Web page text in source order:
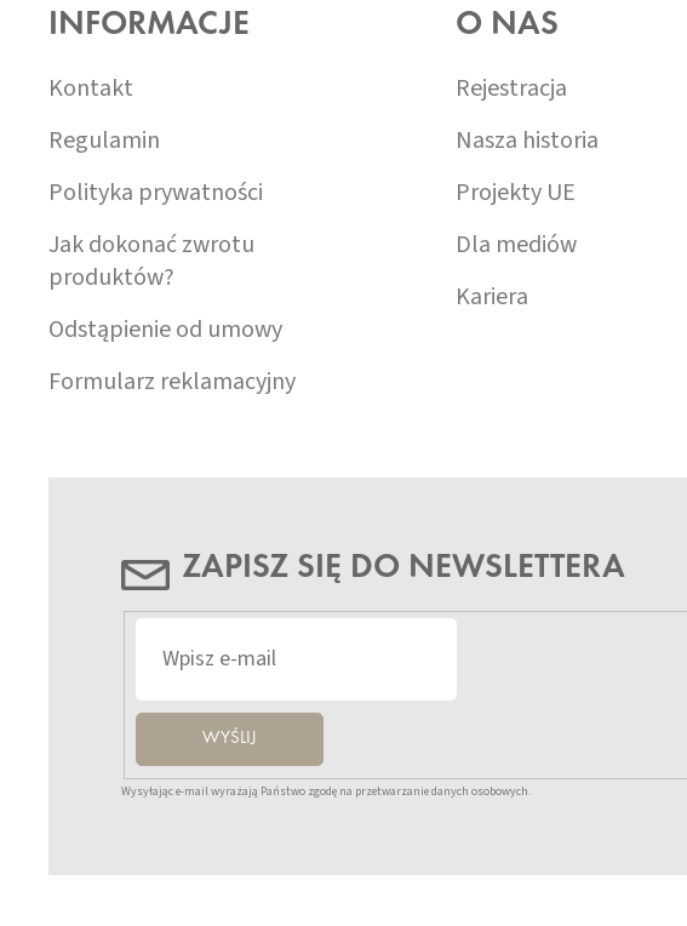
INFORMACJE
Kontakt
Regulamin
Polityka prywatności
Jak dokonać zwrotu
produktów?
Odstąpienie od umowy
Formularz reklamacyjny
O NAS
Rejestracja
Nasza historia
Projekty UE
Dla mediów
Kariera
ZAPISZ SIĘ DO NEWSLETTERA
WYŚLIJ
Wysyłając e-mail wyrażają Państwo zgodę na przetwarzanie danych osobowych.